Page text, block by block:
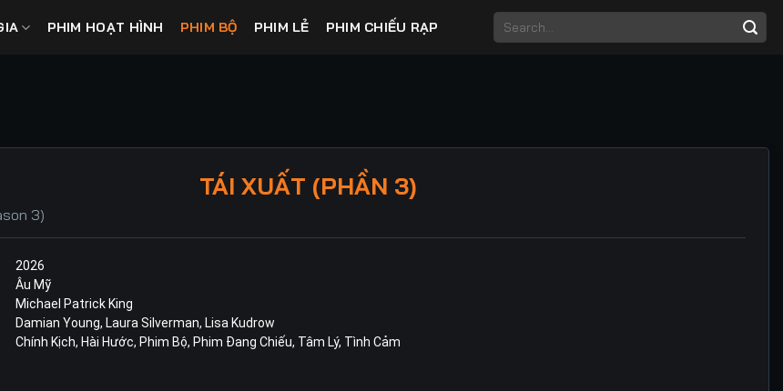
PHIM HOẠT HÌNH PHIM BỘ PHIM LẺ PHIM CHIẾU RẠP
TÁI XUẤT (PHẦN 3)
3)
2026
Âu Mỹ
Michael Patrick King
Damian Young, Laura Silverman, Lisa Kudrow
Chính Kịch, Hài Hước, Phim Bộ, Phim Đang Chiếu, Tâm Lý, Tình Cảm